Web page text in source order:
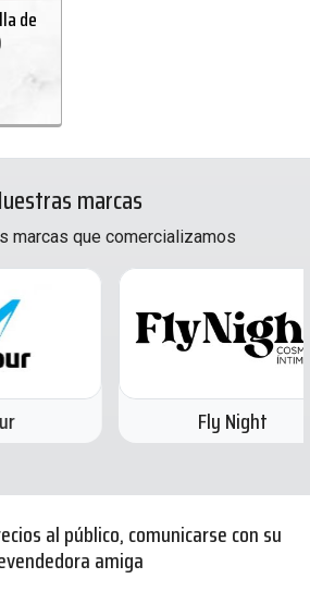
de
marcas
marcas que comercializamos
Fly Night
al público, comunicarse con su
amiga